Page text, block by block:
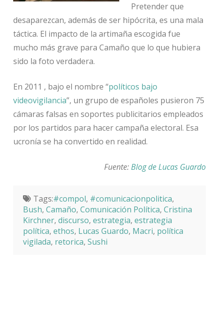
Pretender que
desaparezcan, además de ser hipócrita, es una mala
táctica. El impacto de la artimaña escogida fue
mucho más grave para Camaño que lo que hubiera
sido la foto verdadera.
En 2011 , bajo el nombre “políticos bajo
videovigilancia”, un grupo de españoles pusieron 75
cámaras falsas en soportes publicitarios empleados
por los partidos para hacer campaña electoral. Esa
ucronía se ha convertido en realidad.
Fuente:Blog de Lucas Guardo
Tags:#compol, #comunicacionpolitica,
Bush, Camaño, Comunicación Política, Cristina
Kirchner, discurso, estrategia, estrategia
política, ethos, Lucas Guardo, Macri, política
vigilada, retorica, Sushi